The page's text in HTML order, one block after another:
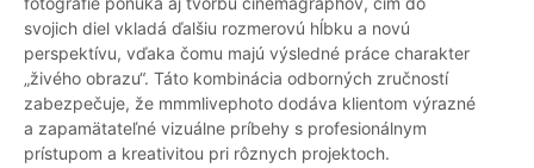
svojich diel vkladá ďalšiu rozmerovú hĺbku a novú
perspektívu, vďaka čomu majú výsledné práce charakter
„živého obrazu“. Táto kombinácia odborných zručností
zabezpečuje, že mmmlivephoto dodáva klientom výrazné
a zapamätateľné vizuálne príbehy s profesionálnym
prístupom a kreativitou pri rôznych projektoch.